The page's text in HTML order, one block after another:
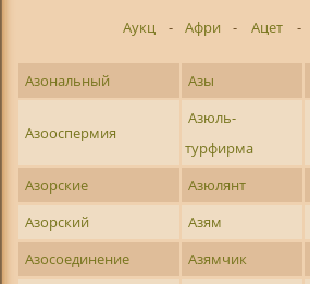
Аукц
- Афри - Ацет -
Азональный Азы
Азооспермия
Азюль-
турфирма
Азорские Азюлянт
Азорский
Азям
Азосоединение
Азямчик